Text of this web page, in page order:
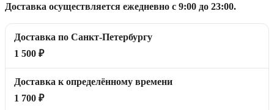
Доставка осуществляется ежедневно с 9:00 до 23:00.
Доставка по Санкт-Петербургу
1 500 ₽
Доставка к определённому времени
1 700 ₽